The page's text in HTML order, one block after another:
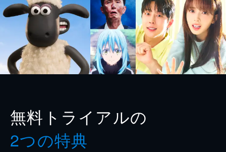
無料トライアルの
2つの特典